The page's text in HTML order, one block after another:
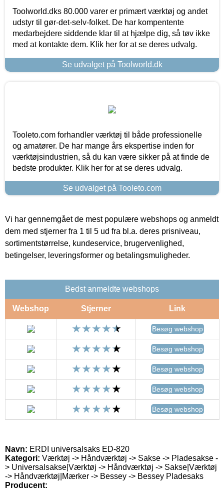
Toolworld.dks 80.000 varer er primært værktøj og andet
udstyr til gør-det-selv-folket. De har kompentente
medarbejdere siddende klar til at hjælpe dig, så tøv ikke
med at kontakte dem. Klik her for at se deres udvalg.
Se udvalget på Toolworld.dk
Tooleto.com forhandler værktøj til både professionelle
og amatører. De har mange års ekspertise inden for
værktøjsindustrien, så du kan være sikker på at finde de
bedste produkter. Klik her for at se deres udvalg.
Se udvalget på Tooleto.com
Vi har gennemgået de mest populære webshops og anmeldt
dem med stjerner fra 1 til 5 ud fra bl.a. deres prisniveau,
sortimentstørrelse, kundeservice, brugervenlighed,
betingelser, leveringsformer og betalingsmuligheder.
Bedst anmeldte webshops
Webshop Stjerner Link
Besøg webshop
Besøg webshop
Besøg webshop
Besøg webshop
Besøg webshop
Navn: ERDI universalsaks ED-820
Kategori: Værktøj -> Håndværktøj -> Sakse -> Pladesakse -
> Universalsakse|Værktøj -> Håndværktøj -> Sakse|Værktøj
-> Håndværktøj|Mærker -> Bessey -> Bessey Pladesaks
Producent: